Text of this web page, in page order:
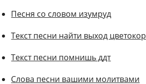
Песня со словом изумруд
Текст песни найти выход цветокор
Текст песни помнишь ддт
Слова песни вашими молитвами